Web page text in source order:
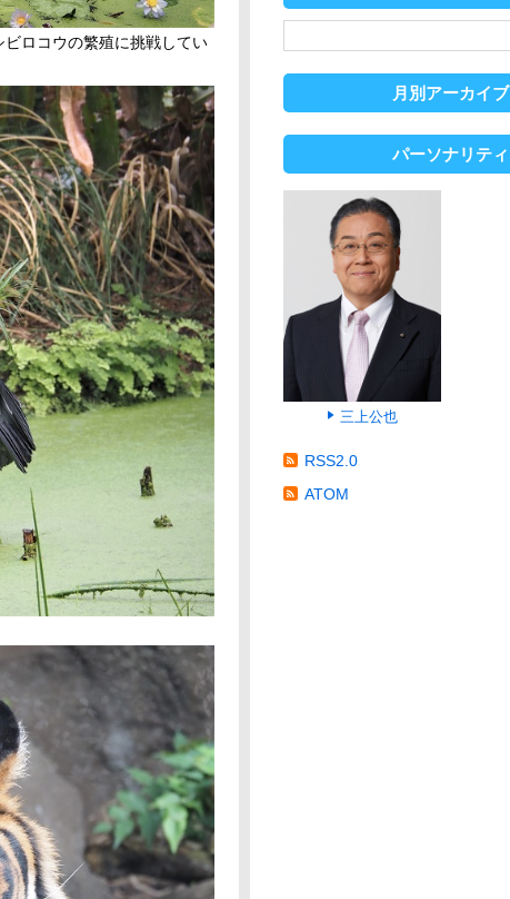
ロコウの繁殖に挑戦してい
月別アーカイブ
パーソナリティ
三上公也
RSS2.0
ATOM